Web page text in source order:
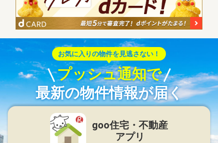
お気に入りの物件を見逃さない！
プッシュ通知で
最新の物件情報が届く
goo住宅・不動産
アプリ